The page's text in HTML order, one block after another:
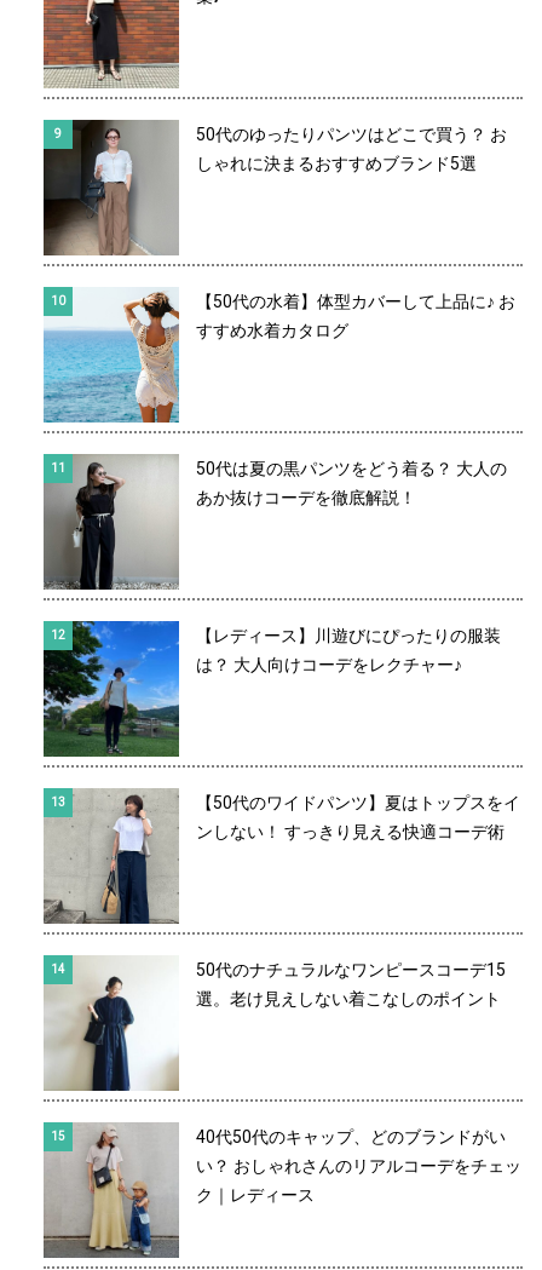
50代のゆったりパンツはどこで買う？ お
しゃれに決まるおすすめブランド5選
【50代の水着】体型カバーして上品に♪ お
すすめ水着カタログ
50代は夏の黒パンツをどう着る？ 大人の
あか抜けコーデを徹底解説！
【レディース】川遊びにぴったりの服装
は？ 大人向けコーデをレクチャー♪
【50代のワイドパンツ】夏はトップスをイ
ンしない！ すっきり見える快適コーデ術
50代のナチュラルなワンピースコーデ15
選。老け見えしない着こなしのポイント
40代50代のキャップ、どのブランドがい
い？ おしゃれさんのリアルコーデをチェッ
ク｜レディース